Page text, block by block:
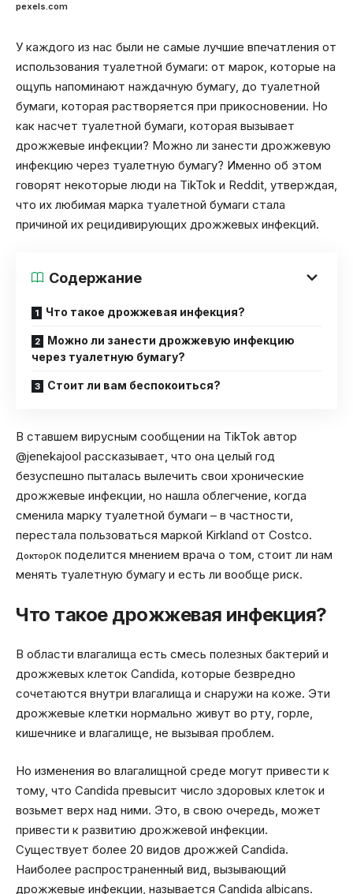
pexels.com
У каждого из нас были не самые лучшие впечатления от
использования туалетной бумаги: от марок, которые на
ощупь напоминают наждачную бумагу, до туалетной
бумаги, которая растворяется при прикосновении. Но
как насчет туалетной бумаги, которая вызывает
дрожжевые инфекции? Можно ли занести дрожжевую
инфекцию через туалетную бумагу? Именно об этом
говорят некоторые люди на TikTok и Reddit, утверждая,
что их любимая марка туалетной бумаги стала
причиной их рецидивирующих дрожжевых инфекций.
Содержание
Что такое дрожжевая инфекция?
Можно ли занести дрожжевую инфекцию
через туалетную бумагу?
Стоит ли вам беспокоиться?
В ставшем вирусным сообщении на TikTok автор
@jenekajool рассказывает, что она целый год
безуспешно пыталась вылечить свои хронические
дрожжевые инфекции, но нашла облегчение, когда
сменила марку туалетной бумаги – в частности,
перестала пользоваться маркой Kirkland от Costco.
ДокторОК поделится мнением врача о том, стоит ли нам
менять туалетную бумагу и есть ли вообще риск.
Что такое дрожжевая инфекция?
В области влагалища есть смесь полезных бактерий и
дрожжевых клеток Candida, которые безвредно
сочетаются внутри влагалища и снаружи на коже. Эти
дрожжевые клетки нормально живут во рту, горле,
кишечнике и влагалище, не вызывая проблем.
Но изменения во влагалищной среде могут привести к
тому, что Candida превысит число здоровых клеток и
возьмет верх над ними. Это, в свою очередь, может
привести к развитию дрожжевой инфекции.
Существует более 20 видов дрожжей Candida.
Наиболее распространенный вид, вызывающий
дрожжевые инфекции, называется Candida albicans.